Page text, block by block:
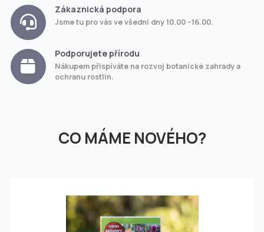
Zákaznická podpora
Jsme tu pro vás ve všední dny 10.00 –16.00.
Podporujete přírodu
Nákupem přispíváte na rozvoj botanické zahrady a
ochranu rostlin.
CO MÁME NOVÉHO?